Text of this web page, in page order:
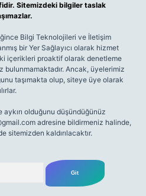
Sitemizdeki bilgiler taslak
Bilgi Teknolojileri ve İletişim
bir Yer Sağlayıcı olarak hizmet
içerikleri proaktif olarak denetleme
bulunmamaktadır. Ancak, üyelerimiz
taşımakta olup, siteye üye olarak
olduğunu düşündüğünüz
adresine bildirmeniz halinde,
sitemizden kaldırılacaktır.